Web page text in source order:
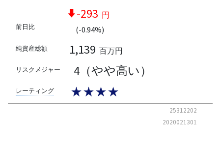
前日比
-293 円
(-0.94%)
純資産総額 1,139 百万円
リスクメジャー 4（やや高い）
レーティング ★★★★
25312202
2020021301